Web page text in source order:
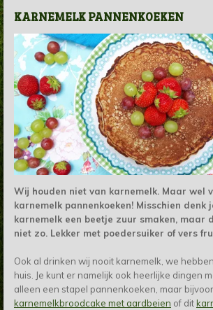
KARNEMELK PANNENKOEKEN
Wij houden niet van karnemelk. Maar wel
karnemelk pannenkoeken! Misschien denk
karnemelk een beetje zuur smaken, maar
niet zo. Lekker met poedersuiker of vers
Ook al drinken wij nooit karnemelk, we
huis. Je kunt er namelijk ook heerlijke dingen
alleen een stapel pannenkoeken, maar
karnemelkbroodcake met aardbeien of dit